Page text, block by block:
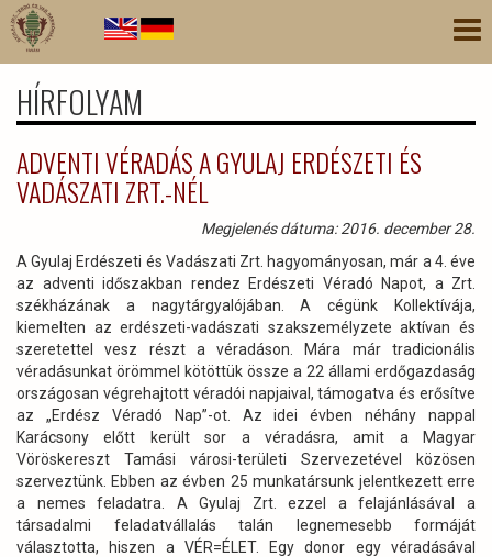
Ugrás
tartalomra
HÍRFOLYAM
ADVENTI VÉRADÁS A GYULAJ ERDÉSZETI ÉS
VADÁSZATI ZRT.-NÉL
Megjelenés dátuma: 2016. december 28.
A Gyulaj Erdészeti és Vadászati Zrt. hagyományosan, már a 4. éve
az adventi időszakban rendez Erdészeti Véradó Napot, a Zrt.
székházának a nagytárgyalójában. A cégünk Kollektívája,
kiemelten az erdészeti-vadászati szakszemélyzete aktívan és
szeretettel vesz részt a véradáson. Mára már tradicionális
véradásunkat örömmel kötöttük össze a 22 állami erdőgazdaság
országosan végrehajtott véradói napjaival, támogatva és erősítve
az „Erdész Véradó Nap”-ot. Az idei évben néhány nappal
Karácsony előtt került sor a véradásra, amit a Magyar
Vöröskereszt Tamási városi-területi Szervezetével közösen
szerveztünk. Ebben az évben 25 munkatársunk jelentkezett erre
a nemes feladatra. A Gyulaj Zrt. ezzel a felajánlásával a
társadalmi feladatvállalás talán legnemesebb formáját
választotta, hiszen a VÉR=ÉLET. Egy donor egy véradásával